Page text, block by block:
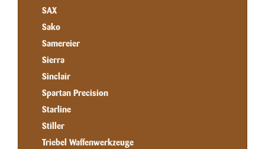
SAX
Sako
Samereier
Sierra
Sinclair
Spartan Precision
Starline
Stiller
Triebel Waffenwerkzeuge